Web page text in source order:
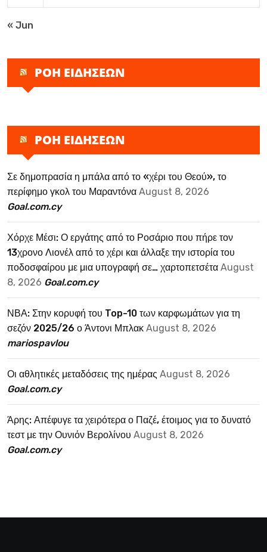
« Jun
ΡΟΗ ΕΙΔΗΣΕΩΝ
ΡΟΗ ΕΙΔΗΣΕΩΝ
Σε δημοπρασία η μπάλα από το «χέρι του Θεού», το
περίφημο γκολ του Μαραντόνα August 8, 2026
Goal.com.cy
Χόρχε Μέσι: Ο εργάτης από το Ροσάριο που πήρε τον
13χρονο Λιονέλ από το χέρι και άλλαξε την ιστορία του
ποδοσφαίρου με μια υπογραφή σε… χαρτοπετσέτα August
8, 2026 Goal.com.cy
ΝΒΑ: Στην κορυφή του Top-10 των καρφωμάτων για τη
σεζόν 2025/26 ο Άντονι Μπλακ August 8, 2026
mariospavlou
Οι αθλητικές μεταδόσεις της ημέρας August 8, 2026
Goal.com.cy
Άρης: Απέφυγε τα χειρότερα ο Παζέ, έτοιμος για το δυνατό
τεστ με την Ουνιόν Βερολίνου August 8, 2026
Goal.com.cy